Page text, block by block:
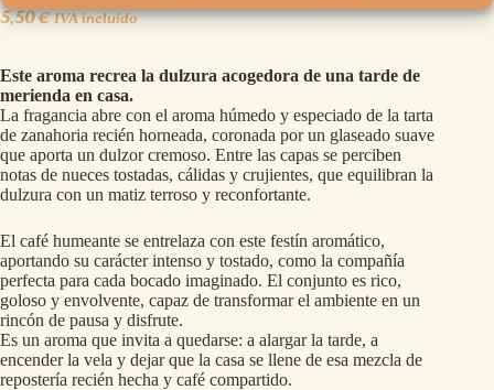
5,50€ IVA incluído
Este aroma recrea la dulzura acogedora de una tarde de
merienda en casa.
La fragancia abre con el aroma húmedo y especiado de la tarta
de zanahoria recién horneada, coronada por un glaseado suave
que aporta un dulzor cremoso. Entre las capas se perciben
notas de nueces tostadas, cálidas y crujientes, que equilibran la
dulzura con un matiz terroso y reconfortante.
El café humeante se entrelaza con este festín aromático,
aportando su carácter intenso y tostado, como la compañía
perfecta para cada bocado imaginado. El conjunto es rico,
goloso y envolvente, capaz de transformar el ambiente en un
rincón de pausa y disfrute.
Es un aroma que invita a quedarse: a alargar la tarde, a
encender la vela y dejar que la casa se llene de esa mezcla de
repostería recién hecha y café compartido.